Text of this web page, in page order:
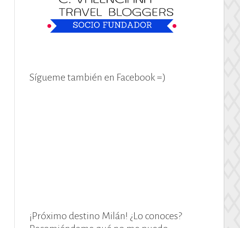
Sígueme también en Facebook =)
¡Próximo destino Milán! ¿Lo conoces?